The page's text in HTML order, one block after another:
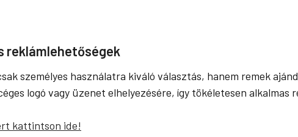
reklámlehetőségek
személyes használatra kiváló választás, hanem remek
logó vagy üzenet elhelyezésére, így tökéletesen
kattintson ide!